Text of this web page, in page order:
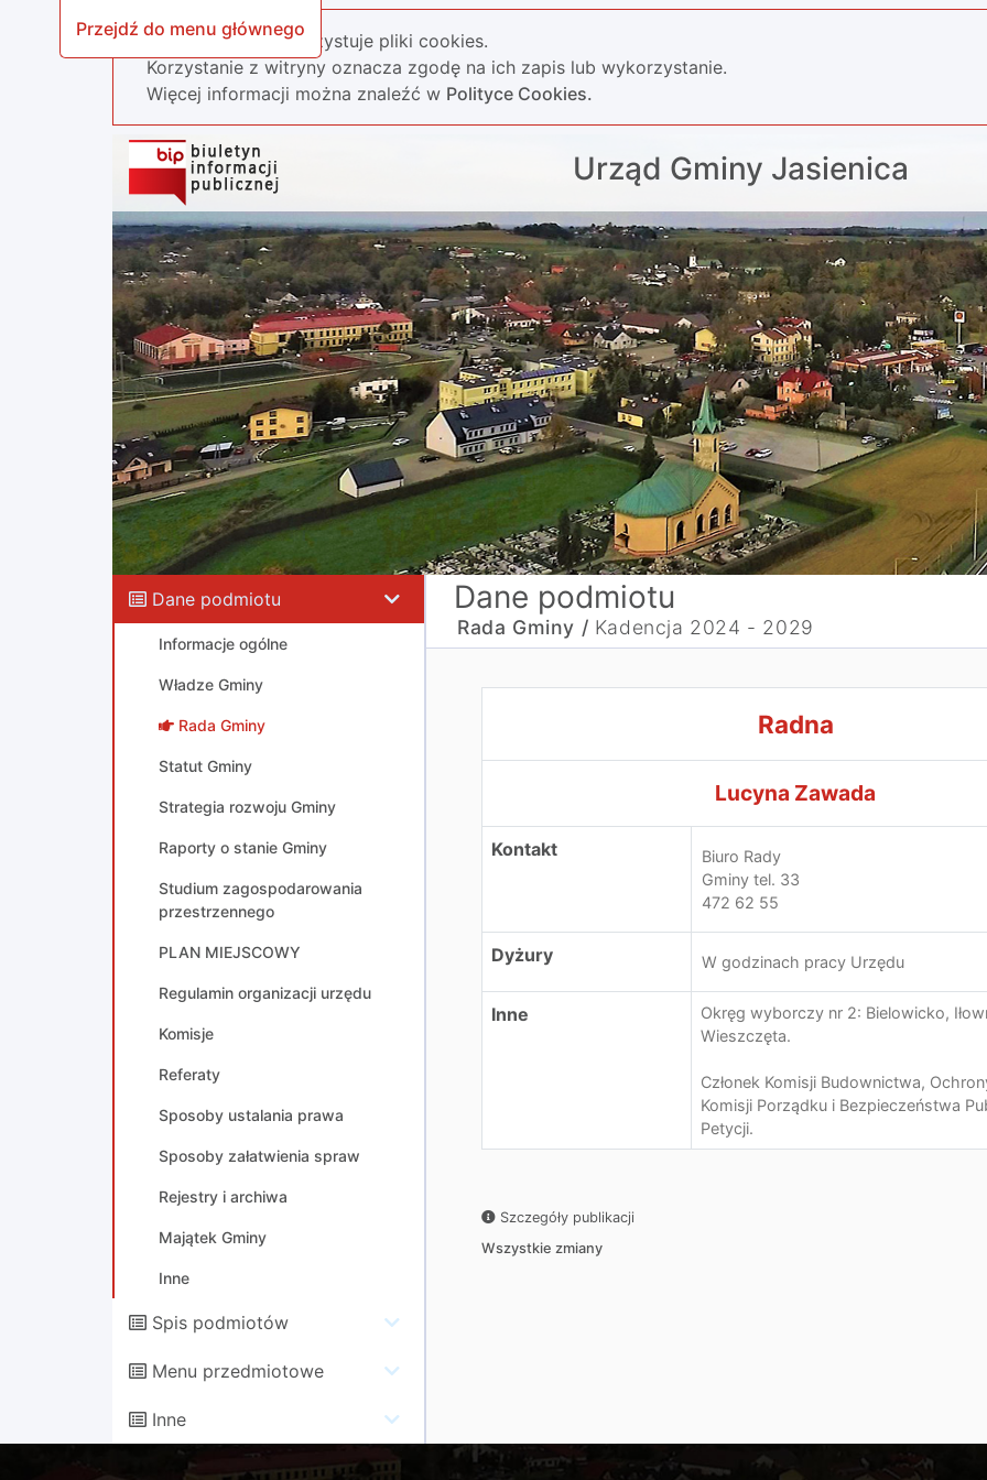
Przejdź do menu głównego
Nasza strona wykorzystuje pliki cookies.
Korzystanie z witryny oznacza zgodę na ich zapis lub wykorzystanie.
Więcej informacji można znaleźć w Polityce Cookies.
Urząd Gminy Jasienica
Dane podmiotu
Informacje ogólne
Władze Gminy
Rada Gminy
Statut Gminy
Strategia rozwoju Gminy
Raporty o stanie Gminy
Studium zagospodarowania
przestrzennego
PLAN MIEJSCOWY
Regulamin organizacji urzędu
Komisje
Referaty
Sposoby ustalania prawa
Sposoby załatwienia spraw
Rejestry i archiwa
Majątek Gminy
Inne
Spis podmiotów
Menu przedmiotowe
Inne
Dane podmiotu
Rada Gminy / Kadencja 2024 - 2029
Radna
Lucyna Zawada
Kontakt
Biuro Rady
Gminy tel. 33
472 62 55
Dyżury W godzinach pracy Urzędu
Inne
Okręg wyborczy nr 2: Bielowicko,
Wieszczęta.
Członek Komisji Budownictwa,
Komisji Porządku i Bezpieczeństwa
Petycji.
Szczegóły publikacji
Wszystkie zmiany